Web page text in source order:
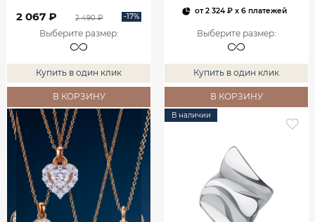
2 067 ₽ 2 490 ₽ -17%
Выберите размер:
Купить в один клик
В КОРЗИНУ
от2 324 ₽x 6 платежей
Выберите размер:
Купить в один клик
В КОРЗИНУ
В наличии